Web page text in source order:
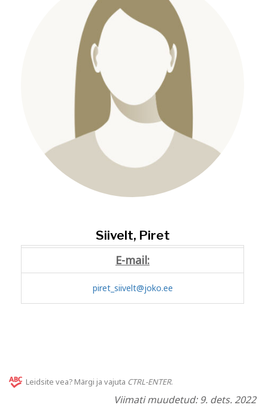
Siivelt, Piret
E-mail:
piret_siivelt@joko.ee
Leidsite vea? Märgi ja vajuta CTRL-ENTER.
Viimati muudetud: 9. dets. 2022